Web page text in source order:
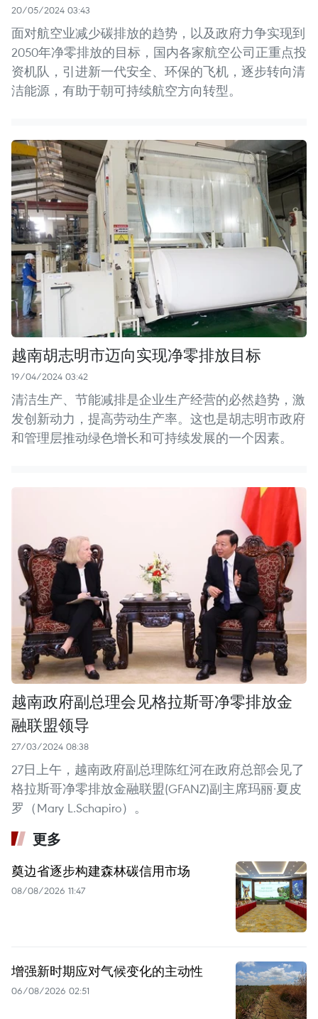
20/05/2024 03:43
面对航空业减少碳排放的趋势，以及政府力争实现到
2050年净零排放的目标，国内各家航空公司正重点投
资机队，引进新一代安全、环保的飞机，逐步转向清
洁能源，有助于朝可持续航空方向转型。
越南胡志明市迈向实现净零排放目标
19/04/2024 03:42
清洁生产、节能减排是企业生产经营的必然趋势，激
发创新动力，提高劳动生产率。这也是胡志明市政府
和管理层推动绿色增长和可持续发展的一个因素。
越南政府副总理会见格拉斯哥净零排放金
融联盟领导
27/03/2024 08:38
27日上午，越南政府副总理陈红河在政府总部会见了
格拉斯哥净零排放金融联盟(GFANZ)副主席玛丽·夏皮
罗（Mary L.Schapiro）。
更多
奠边省逐步构建森林碳信用市场
08/08/2026 11:47
增强新时期应对气候变化的主动性
06/08/2026 02:51